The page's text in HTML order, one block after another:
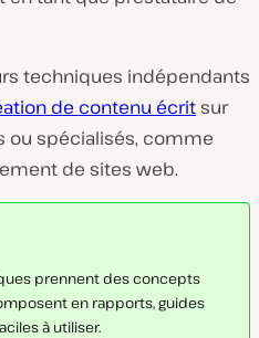
techniques indépendants
de contenu écrit sur
ou spécialisés, comme
de sites web.
prennent des concepts
en rapports, guides
à utiliser.